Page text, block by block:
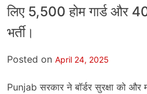
लिए 5,500 होम गार्ड और
भर्ती।
Posted on April 24, 2025
Punjab सरकार ने बॉर्डर सुरक्षा को